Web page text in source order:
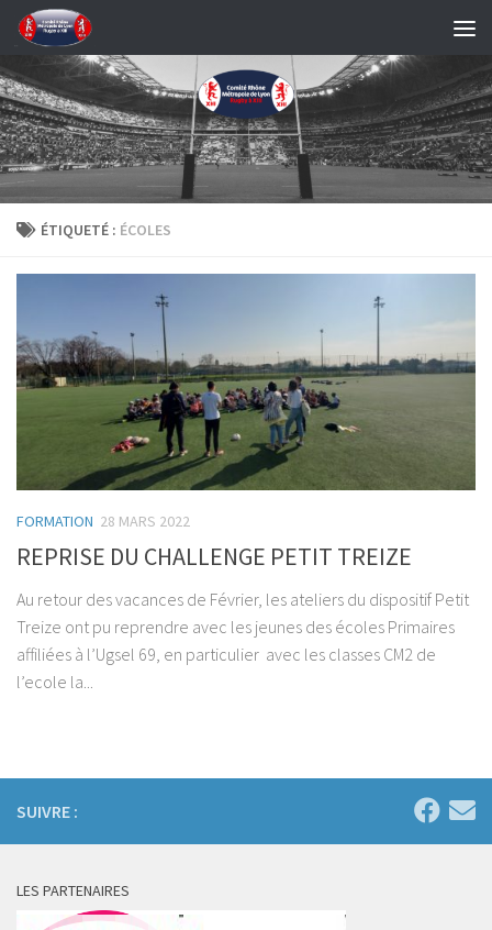
Skip to content
ÉTIQUETÉ : ÉCOLES
FORMATION 28 MARS 2022
REPRISE DU CHALLENGE PETIT TREIZE
Au retour des vacances de Février, les ateliers du dispositif Petit
Treize ont pu reprendre avec les jeunes des écoles Primaires
affiliées à l’Ugsel 69, en particulier avec les classes CM2 de
l’ecole la...
SUIVRE :
LES PARTENAIRES